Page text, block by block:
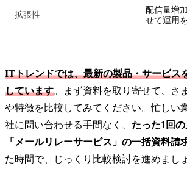
拡張性
配信量増
せて運用
ITトレンドでは、最新の製品・サービス
しています。まず資料を取り寄せて、さ
や特徴を比較してみてください。忙しい
社に問い合わせる手間なく、 たった1回
「メールリレーサービス」の一括資料請
た時間で、じっくり比較検討を進めまし